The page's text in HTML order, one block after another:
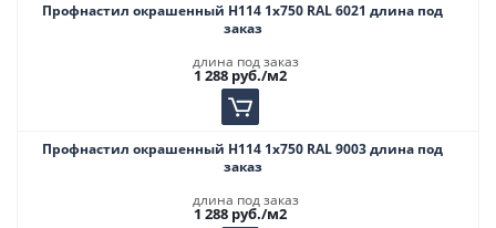
Профнастил окрашенный Н114 1х750 RAL 6021 длина под
заказ
длина под заказ
1 288руб./м2
Профнастил окрашенный Н114 1х750 RAL 9003 длина под
заказ
длина под заказ
1 288руб./м2